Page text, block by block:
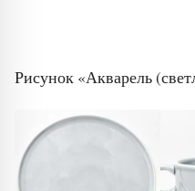
Рисунок «Акварель